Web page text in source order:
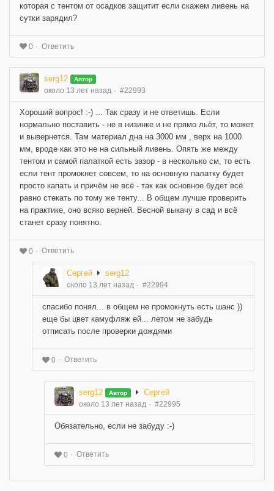
которая с тентом от осадков защитит если скажем ливень на
сутки зарядил?
0 Ответить
serg12 Автор
около 13 лет назад #22993
Хороший вопрос! :-) ... Так сразу и не ответишь. Если
нормально поставить - не в низинке и не прямо льёт, то может
и вывернется. Там материал дна на 3000 мм , верх на 1000
мм, вроде как это не на сильный ливень. Опять же между
тентом и самой палаткой есть зазор - в несколько см, то есть
если тент промокнет совсем, то на основную палатку будет
просто капать и причём не всё - так как основное будет всё
равно стекать по тому же тенту... В общем лучше проверить
на практике, оно всяко верней. Весной выкачу в сад и всё
станет сразу понятно.
0 Ответить
Сергей serg12
около 13 лет назад #22994
спасибо понял... в общем не промокнуть есть шанс ))
еще бы цвет камуфляж ей... летом не забудь
отписать после проверки дождями
0 Ответить
serg12 Автор Сергей
около 13 лет назад #22995
Обязательно, если не забуду :-)
0 Ответить